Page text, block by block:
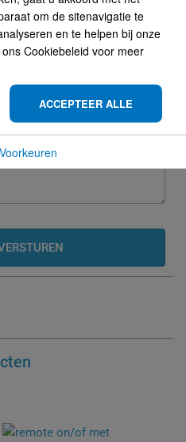
om de sitenavigatie te
en te helpen bij onze
Cookiebeleid voor meer
ACCEPTEER ALLE